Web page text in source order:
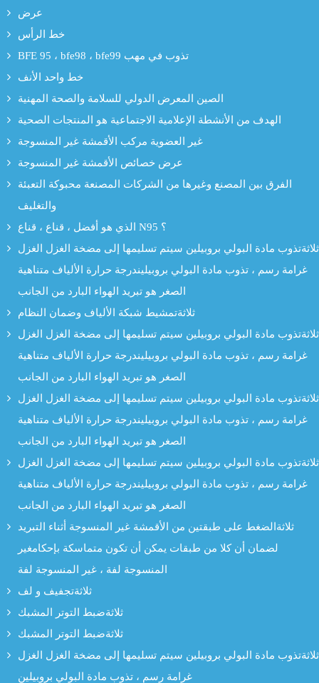
عرض
خط الرأس
BFE 95 ، bfe98 ، bfe99 تذوب في مهب
خط واحد الأنف
الصين المعرض الدولي للسلامة والصحة المهنية
الهدف من الأنشطة الإعلامية الاجتماعية هو المنتجات الصحية
غير العضوية مركب الأقمشة غير المنسوجة
عرض خصائص الأقمشة غير المنسوجة
الفرق بين المصنع وغيرها من الشركات المصنعة محبوكة التعبئة
والتغليف
الذي هو أفضل ، قناع ، قناع N95 ؟
ثلاثةتذوب مادة البولي بروبيلين سيتم تسليمها إلى مضخة الغزل الغزل
غرامة رسم ، تذوب مادة البولي بروبيليندرجة حرارة الألياف متناهية
الصغر هو تبريد الهواء البارد من الجانب
ثلاثةتمشيط شبكة الألياف وضمان النظام
ثلاثةتذوب مادة البولي بروبيلين سيتم تسليمها إلى مضخة الغزل الغزل
غرامة رسم ، تذوب مادة البولي بروبيليندرجة حرارة الألياف متناهية
الصغر هو تبريد الهواء البارد من الجانب
ثلاثةتذوب مادة البولي بروبيلين سيتم تسليمها إلى مضخة الغزل الغزل
غرامة رسم ، تذوب مادة البولي بروبيليندرجة حرارة الألياف متناهية
الصغر هو تبريد الهواء البارد من الجانب
ثلاثةتذوب مادة البولي بروبيلين سيتم تسليمها إلى مضخة الغزل الغزل
غرامة رسم ، تذوب مادة البولي بروبيليندرجة حرارة الألياف متناهية
الصغر هو تبريد الهواء البارد من الجانب
ثلاثةالضغط على طبقتين من الأقمشة غير المنسوجة أثناء التبريد
لضمان أن كلا من طبقات يمكن أن تكون متماسكة بإحكامغير
المنسوجة لفة ، غير المنسوجة لفة
ثلاثةتجفيف و لف
ثلاثةضبط التوتر المشبك
ثلاثةضبط التوتر المشبك
ثلاثةتذوب مادة البولي بروبيلين سيتم تسليمها إلى مضخة الغزل الغزل
غرامة رسم ، تذوب مادة البولي بروبيلين